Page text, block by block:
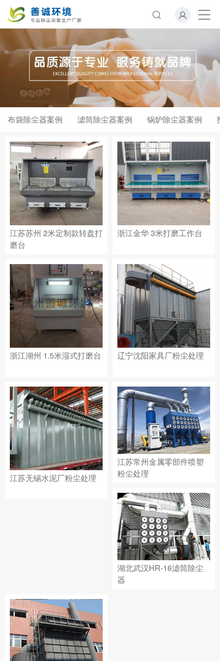
布袋除尘器案例 滤筒除尘器案例 锅炉除尘器案例
江苏苏州 2米定制款转盘打
磨台
浙江金华 3米打磨工作台
浙江湖州 1.5米湿式打磨台 辽宁沈阳家具厂粉尘处理
江苏无锡水泥厂粉尘处理
江苏常州金属零部件喷塑
粉尘处理
湖北武汉HR-16滤筒除尘
器